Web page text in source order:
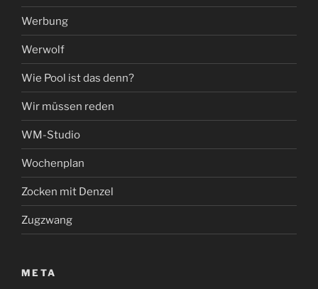
Werbung
Werwolf
Wie Pool ist das denn?
Wir müssen reden
WM-Studio
Wochenplan
Zocken mit Denzel
Zugzwang
META